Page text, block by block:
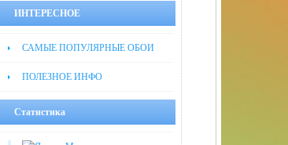
ИНТЕРЕСНОЕ
САМЫЕ ПОПУЛЯРНЫЕ ОБОИ
ПОЛЕЗНОЕ ИНФО
Статистика